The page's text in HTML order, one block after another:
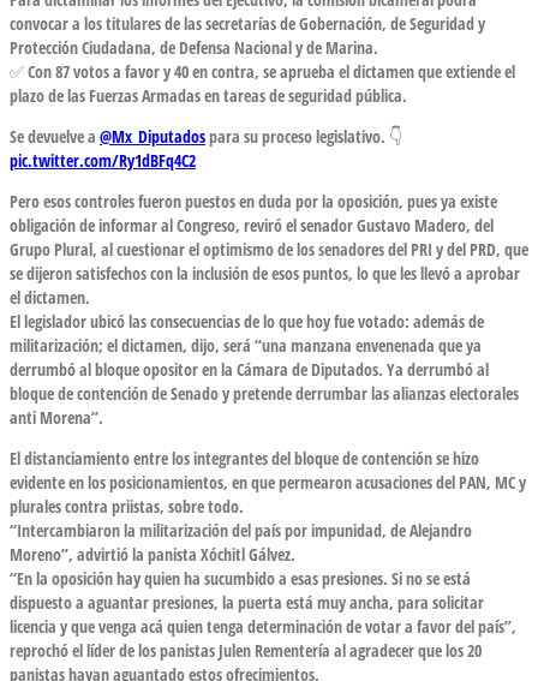
convocar a los titulares de las secretarías de Gobernación, de Seguridad y
Protección Ciudadana, de Defensa Nacional y de Marina.
✅ Con 87 votos a favor y 40 en contra, se aprueba el dictamen que extiende el
plazo de las Fuerzas Armadas en tareas de seguridad pública.
Se devuelve a @Mx_Diputadospara su proceso legislativo. 👇
pic.twitter.com/Ry1dBFq4C2
Pero esos controles fueron puestos en duda por la oposición, pues ya existe
obligación de informar al Congreso, reviró el senador Gustavo Madero, del
Grupo Plural, al cuestionar el optimismo de los senadores del PRI y del PRD, que
se dijeron satisfechos con la inclusión de esos puntos, lo que les llevó a aprobar
el dictamen.
El legislador ubicó las consecuencias de lo que hoy fue votado: además de
militarización; el dictamen, dijo, será “una manzana envenenada que ya
derrumbó al bloque opositor en la Cámara de Diputados. Ya derrumbó al
bloque de contención de Senado y pretende derrumbar las alianzas electorales
anti Morena”.
El distanciamiento entre los integrantes del bloque de contención se hizo
evidente en los posicionamientos, en que permearon acusaciones del PAN, MC y
plurales contra priistas, sobre todo.
“Intercambiaron la militarización del país por impunidad, de Alejandro
Moreno”, advirtió la panista Xóchitl Gálvez.
“En la oposición hay quien ha sucumbido a esas presiones. Si no se está
dispuesto a aguantar presiones, la puerta está muy ancha, para solicitar
licencia y que venga acá quien tenga determinación de votar a favor del país”,
reprochó el líder de los panistas Julen Rementería al agradecer que los 20
panistas hayan aguantado estos ofrecimientos.